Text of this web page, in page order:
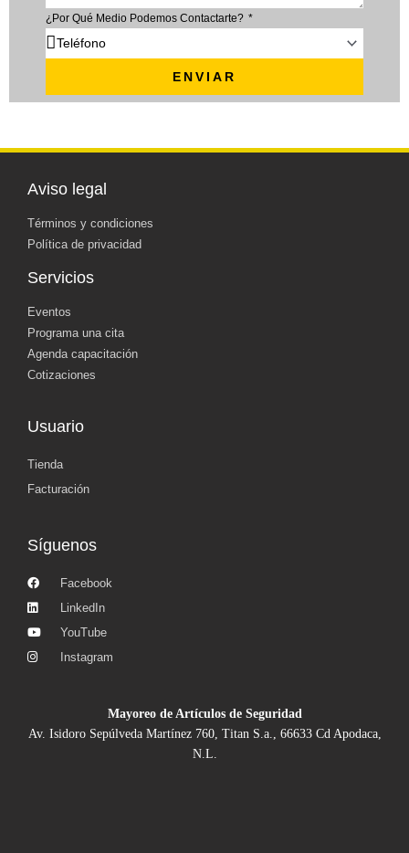
¿Por Qué Medio Podemos Contactarte?
ENVIAR
Aviso legal
Términos y condiciones
Política de privacidad
Servicios
Eventos
Programa una cita
Agenda capacitación
Cotizaciones
Usuario
Tienda
Facturación
Síguenos
Facebook
LinkedIn
YouTube
Instagram
Mayoreo de Artículos de Seguridad
Av. Isidoro Sepúlveda Martínez 760, Titan S.a., 66633 Cd Apodaca,
N.L.